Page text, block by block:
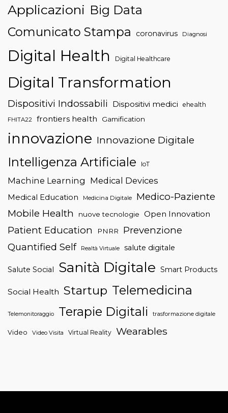
Applicazioni Big Data
Comunicato Stampa
coronavirus Diagnosi
Digital Health Digital Healthcare
Digital Transformation
Dispositivi Indossabili Dispositivi medici ehealth
FHITA22 frontiers health Gamification
innovazione Innovazione Digitale
Intelligenza Artificiale IoT
Machine Learning Medical Devices
Medical Education Medicina Digitale
Medico-Paziente
Mobile Health
nuove tecnologie Open Innovation
Patient Education PNRR
Prevenzione
Quantified Self
Realtà Virtuale salute digitale
Salute Social Sanità Digitale Smart Products
Social Health Startup Telemedicina
Telemonitoraggio Terapie Digitali trasformazione digitale
Video Video Visita Virtual Reality Wearables